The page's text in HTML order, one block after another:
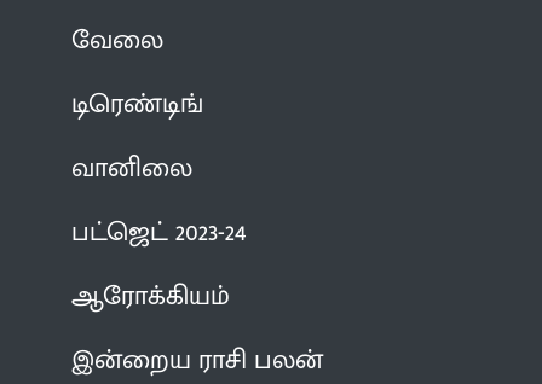
வேலை
டிரெண்டிங்
வானிலை
பட்ஜெட் 2023-24
ஆரோக்கியம்
இன்றைய ராசி பலன்